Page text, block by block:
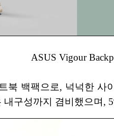
ASUS Vigour
북 백팩으로, 넉넉한
구성까지 겸비했으며,